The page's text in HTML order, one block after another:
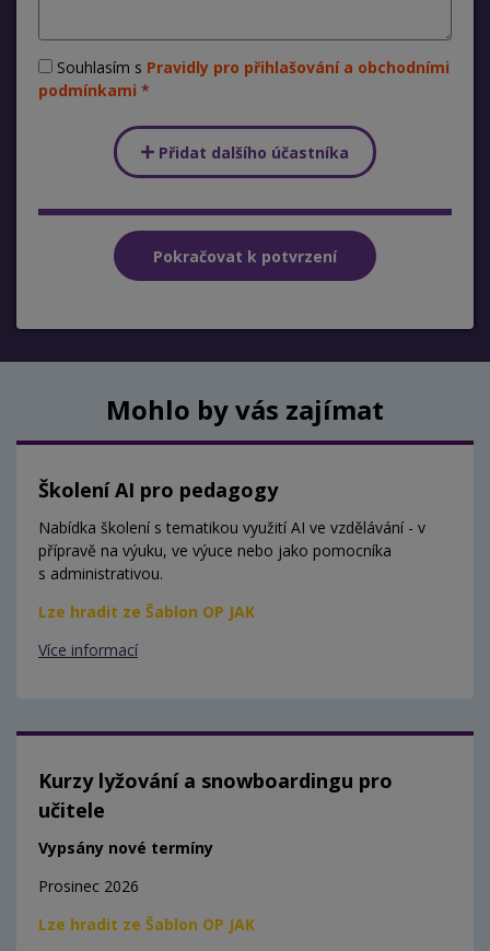
Souhlasím s Pravidly pro přihlašování a obchodními
podmínkami
Přidat dalšího účastníka
Mohlo by vás zajímat
Školení AI pro pedagogy
Nabídka školení s tematikou využití AI ve vzdělávání - v
přípravě na výuku, ve výuce nebo jako pomocníka
s administrativou.
Lze hradit ze Šablon OP JAK
Více informací
Kurzy lyžování a snowboardingu pro
učitele
Vypsány nové termíny
Prosinec 2026
Lze hradit ze Šablon OP JAK